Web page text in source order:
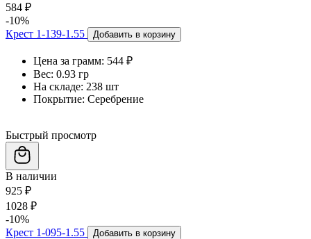
584 ₽
-10%
Крест 1-139-1.55
Добавить в корзину
Цена за грамм: 544 ₽
Вес: 0.93 гр
На складе: 238 шт
Покрытие: Серебрение
Быстрый просмотр
В наличии
925 ₽
1028 ₽
-10%
Крест 1-095-1.55
Добавить в корзину